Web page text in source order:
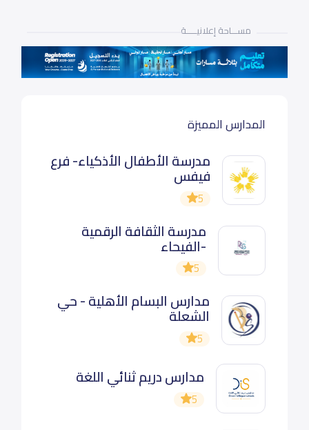
مســـاحة إعلانيـــــة
المدارس المميزة
مدرسة الأطفال الأذكياء- فرع
فيفس
5
مدرسة الثقافة الرقمية
-الفيحاء
5
مدارس البسام الأهلية - حي
الشعلة
5
مدارس دريم ثنائي اللغة
5